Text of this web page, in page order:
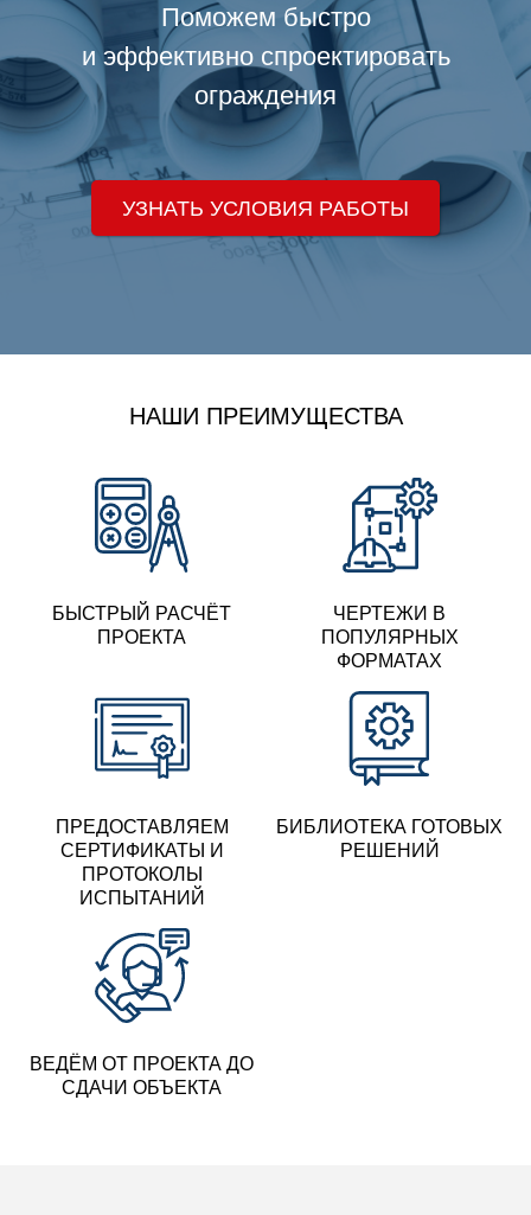
Поможем быстро
и эффективно спроектировать
ограждения
УЗНАТЬ УСЛОВИЯ РАБОТЫ
НАШИ ПРЕИМУЩЕСТВА
БЫСТРЫЙ РАСЧЁТ
ПРОЕКТА
ЧЕРТЕЖИ В
ПОПУЛЯРНЫХ
ФОРМАТАХ
ПРЕДОСТАВЛЯЕМ
СЕРТИФИКАТЫ И
ПРОТОКОЛЫ
ИСПЫТАНИЙ
БИБЛИОТЕКА ГОТОВЫХ
РЕШЕНИЙ
ВЕДЁМ ОТ ПРОЕКТА ДО
СДАЧИ ОБЪЕКТА